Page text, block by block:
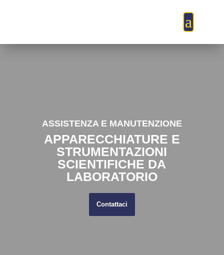
ASSISTENZA E MANUTENZIONE
APPARECCHIATURE E
STRUMENTAZIONI
SCIENTIFICHE DA
LABORATORIO
Contattaci